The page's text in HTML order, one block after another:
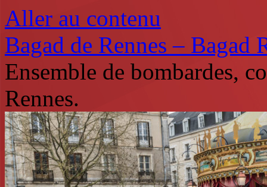
Aller au contenu
Bagad de Rennes – Bagad
Ensemble de bombardes,
Rennes.